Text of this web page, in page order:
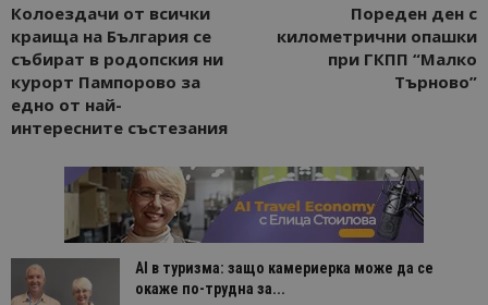
Колоездачи от всички
краища на България се
събират в родопския ни
курорт Пампорово за
едно от най-
интересните състезания
Пореден ден с
километрични опашки
при ГКПП “Малко
Търново”
AI в туризма: защо камериерка може да се
окаже по-трудна за...